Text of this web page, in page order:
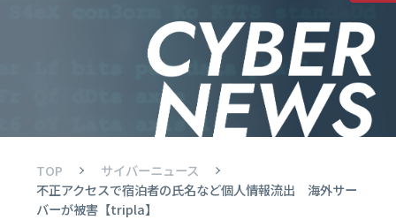
TOP
サイバーニュース
不正アクセスで宿泊者の氏名など個人情報流出 海外サー
バーが被害【tripla】